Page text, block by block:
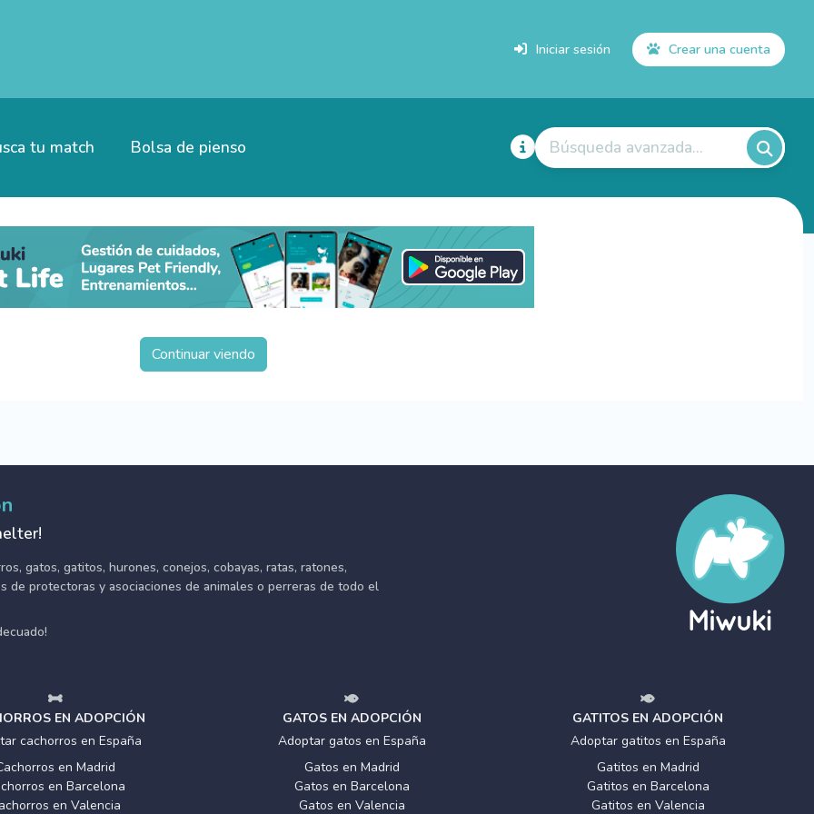
Iniciar sesión Crear una cuenta
tu match Bolsa de pienso Búsqueda avanzada...
Continuar viendo
gatos, gatitos, hurones, conejos, cobayas, ratas, ratones,
de protectoras y asociaciones de animales o perreras de todo el
EN ADOPCIÓN
cachorros en España
en Madrid
en Barcelona
en Valencia
GATOS EN ADOPCIÓN
Adoptar gatos en España
Gatos en Madrid
Gatos en Barcelona
Gatos en Valencia
GATITOS EN ADOPCIÓN
Adoptar gatitos en España
Gatitos en Madrid
Gatitos en Barcelona
Gatitos en Valencia